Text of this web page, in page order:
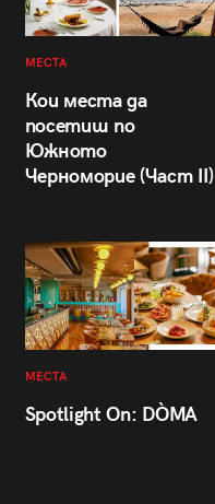
МЕСТА
Кои места да
посетиш по
Южното
Черноморие (Част II)
МЕСТА
Spotlight On: DÒMA